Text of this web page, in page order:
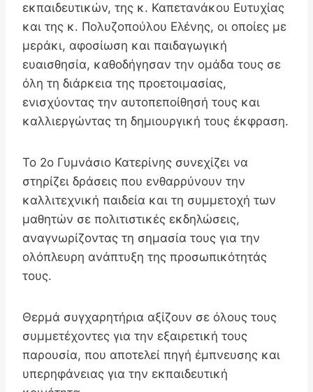
εκπαιδευτικών, της κ. Καπετανάκου Ευτυχίας
και της κ. Πολυζοπούλου Ελένης, οι οποίες με
μεράκι, αφοσίωση και παιδαγωγική
ευαισθησία, καθοδήγησαν την ομάδα τους σε
όλη τη διάρκεια της προετοιμασίας,
ενισχύοντας την αυτοπεποίθησή τους και
καλλιεργώντας τη δημιουργική τους έκφραση.
Το 2ο Γυμνάσιο Κατερίνης συνεχίζει να
στηρίζει δράσεις που ενθαρρύνουν την
καλλιτεχνική παιδεία και τη συμμετοχή των
μαθητών σε πολιτιστικές εκδηλώσεις,
αναγνωρίζοντας τη σημασία τους για την
ολόπλευρη ανάπτυξη της προσωπικότητάς
τους.
Θερμά συγχαρητήρια αξίζουν σε όλους τους
συμμετέχοντες για την εξαιρετική τους
παρουσία, που αποτελεί πηγή έμπνευσης και
υπερηφάνειας για την εκπαιδευτική